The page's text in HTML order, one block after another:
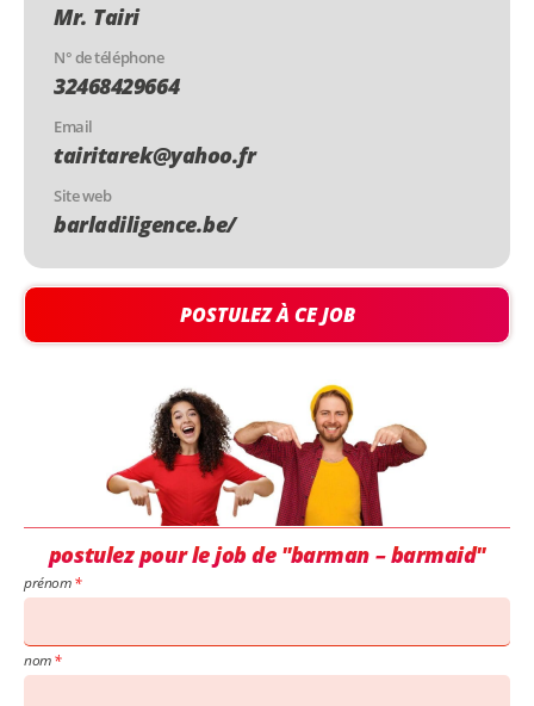
Mr. Tairi
N° de téléphone
32468429664
Email
tairitarek@yahoo.fr
Site web
barladiligence.be/
POSTULEZ À CE JOB
postulez pour le job de "barman – barmaid"
prénom
nom